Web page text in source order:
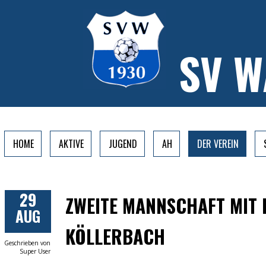
SV
HOME AKTIVE JUGEND AH DER VEREIN
29
AUG
Geschrieben von
Super User
ZWEITE MANNSCHAFT MIT
KÖLLERBACH